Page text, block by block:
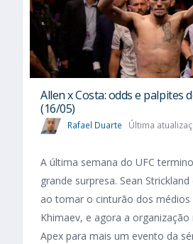
Allen x Costa: odds e palpites
(16/05)
Rafael Duarte Última
A última semana do UFC
grande surpresa. Sean
ao tomar o cinturão dos médios
Khimaev, e agora a organização
Apex para mais um evento da